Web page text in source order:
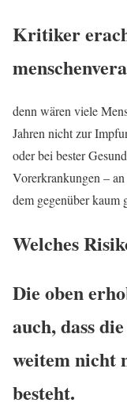
Kritiker
denn wären viele
Jahren nicht zur
oder bei bester
Vorerkrankungen –
dem gegenüber kaum
Welches
Die oben
auch, dass
weitem nicht
besteht.